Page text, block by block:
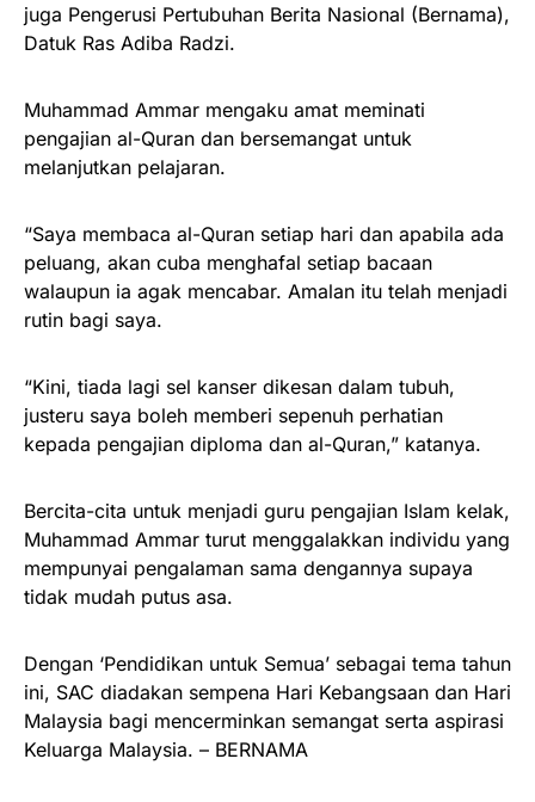
juga Pengerusi Pertubuhan Berita Nasional (Bernama),
Datuk Ras Adiba Radzi.
Muhammad Ammar mengaku amat meminati
pengajian al-Quran dan bersemangat untuk
melanjutkan pelajaran.
“Saya membaca al-Quran setiap hari dan apabila ada
peluang, akan cuba menghafal setiap bacaan
walaupun ia agak mencabar. Amalan itu telah menjadi
rutin bagi saya.
“Kini, tiada lagi sel kanser dikesan dalam tubuh,
justeru saya boleh memberi sepenuh perhatian
kepada pengajian diploma dan al-Quran,” katanya.
Bercita-cita untuk menjadi guru pengajian Islam kelak,
Muhammad Ammar turut menggalakkan individu yang
mempunyai pengalaman sama dengannya supaya
tidak mudah putus asa.
Dengan ‘Pendidikan untuk Semua’ sebagai tema tahun
ini, SAC diadakan sempena Hari Kebangsaan dan Hari
Malaysia bagi mencerminkan semangat serta aspirasi
Keluarga Malaysia. – BERNAMA